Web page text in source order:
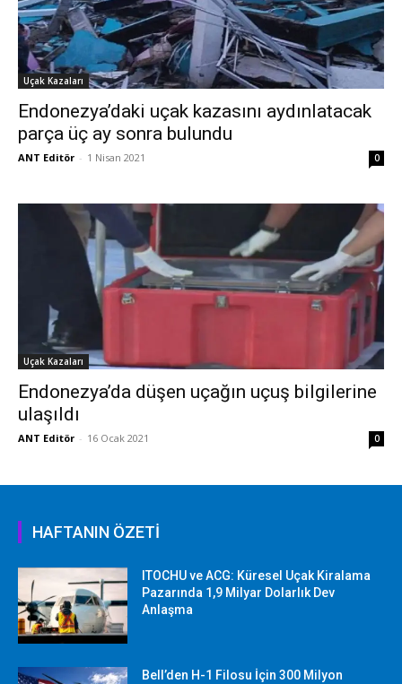
Uçak Kazaları
Endonezya’daki uçak kazasını aydınlatacak
parça üç ay sonra bulundu
ANT Editör - 1 Nisan 2021 0
Uçak Kazaları
Endonezya’da düşen uçağın uçuş bilgilerine
ulaşıldı
ANT Editör - 16 Ocak 2021 0
HAFTANIN ÖZETİ
ITOCHU ve ACG: Küresel Uçak Kiralama
Pazarında 1,9 Milyar Dolarlık Dev
Anlaşma
Bell’den H-1 Filosu İçin 300 Milyon